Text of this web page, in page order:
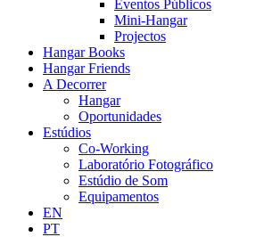
Eventos Públicos
Mini-Hangar
Projectos
Hangar Books
Hangar Friends
A Decorrer
Hangar
Oportunidades
Estúdios
Co-Working
Laboratório Fotográfico
Estúdio de Som
Equipamentos
EN
PT